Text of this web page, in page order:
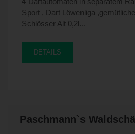
Sport , Dart Löwenliga
Schlösser Alt 0,2l...
DETAILS
Paschmann`s